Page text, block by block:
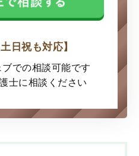
日祝も対応】
での相談可能です
士に相談ください